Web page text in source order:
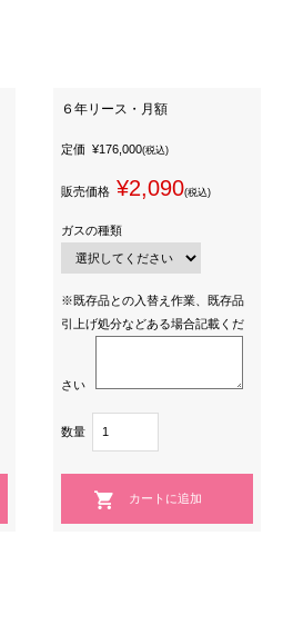
６年リース・月額
定価 ¥176,000(税込)
販売価格 ¥2,090(税込)
ガスの種類
※既存品との入替え作業、既存品
引上げ処分などある場合記載くだ
さい
数量